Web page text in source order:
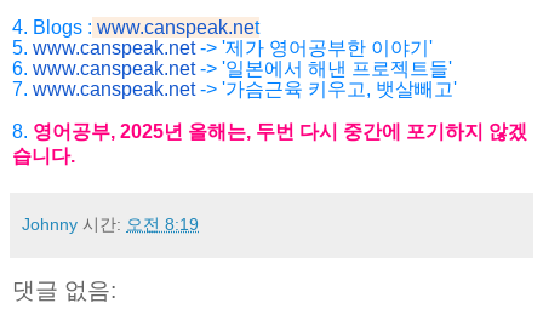
4. Blogs : www.canspeak.net
5. www.canspeak.net-> '제가 영어공부한 이야기'
6. www.canspeak.net-> '일본에서 해낸 프로젝트들'
7. www.canspeak.net-> '가슴근육 키우고, 뱃살빼고'
8. 영어공부, 2025년 올해는, 두번 다시 중간에 포기하지 않겠
습니 다.
Johnny 시간: 오전 8:19
댓글 없음: